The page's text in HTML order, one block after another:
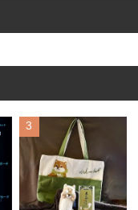
3